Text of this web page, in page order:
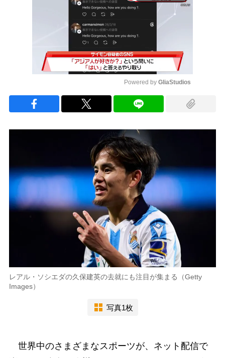
Powered by GliaStudios
レアル・ソシエダの久保建英の去就にも注目が集まる（Getty
Images）
写真1枚
世界中のさまざまなスポーツが、ネット配信で